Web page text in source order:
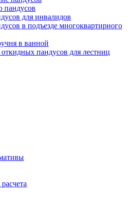
пандусов
для инвалидов
в подъезде многоквартирного
в ванной
пандусов для лестниц